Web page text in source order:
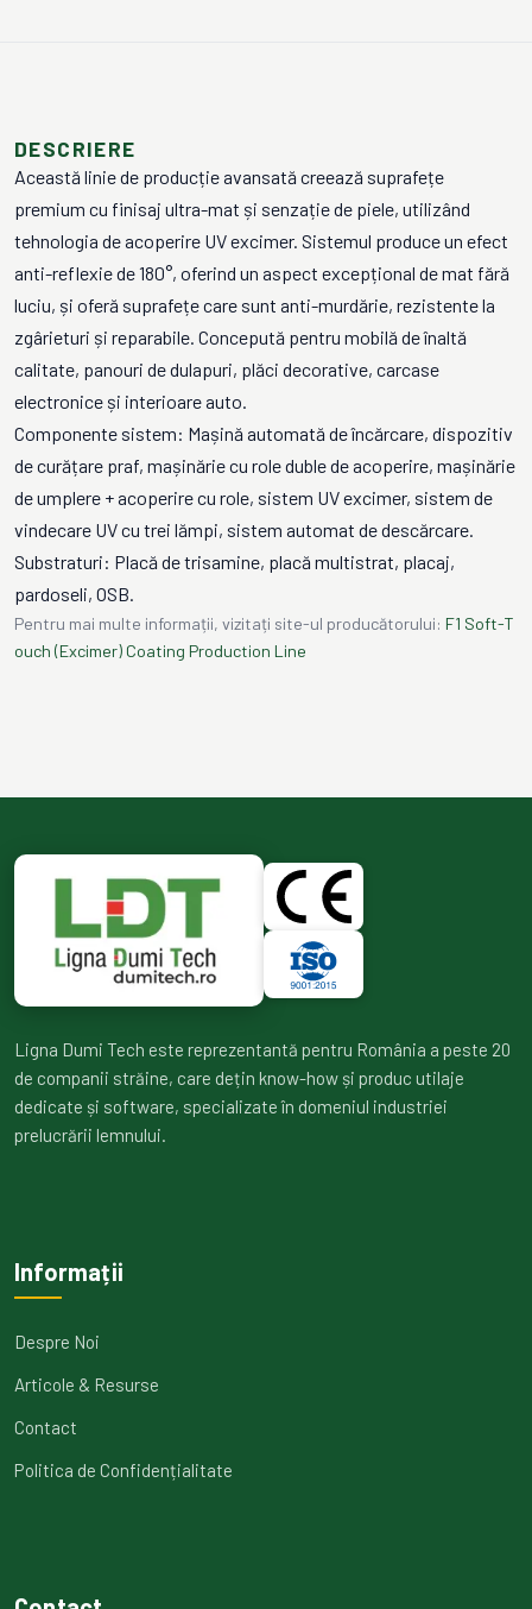
DESCRIERE
Această linie de producție avansată creează suprafețe
premium cu finisaj ultra-mat și senzație de piele, utilizând
tehnologia de acoperire UV excimer. Sistemul produce un efect
anti-reflexie de 180°, oferind un aspect excepțional de mat fără
luciu, și oferă suprafețe care sunt anti-murdărie, rezistente la
zgârieturi și reparabile. Concepută pentru mobilă de înaltă
calitate, panouri de dulapuri, plăci decorative, carcase
electronice și interioare auto.
Componente sistem: Mașină automată de încărcare, dispozitiv
de curățare praf, mașinărie cu role duble de acoperire, mașinărie
de umplere + acoperire cu role, sistem UV excimer, sistem de
vindecare UV cu trei lămpi, sistem automat de descărcare.
Substraturi: Placă de trisamine, placă multistrat, placaj,
pardoseli, OSB.
Pentru mai multe informații, vizitați site-ul producătorului: F1 Soft-T
ouch (Excimer) Coating Production Line
Ligna Dumi Tech este reprezentantă pentru România a peste 20
de companii străine, care dețin know-how și produc utilaje
dedicate și software, specializate în domeniul industriei
prelucrării lemnului.
Informații
Despre Noi
Articole & Resurse
Contact
Politica de Confidențialitate